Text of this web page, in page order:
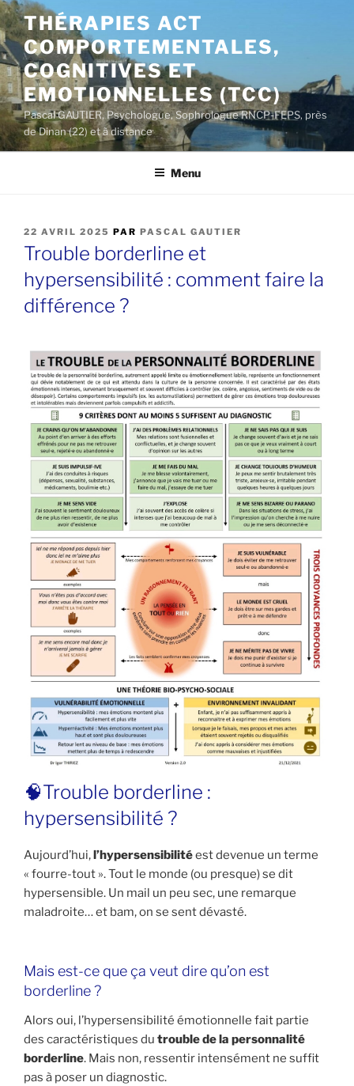
Aller
au
contenu
principal
THÉRAPIES ACT
COMPORTEMENTALES,
COGNITIVES ET
EMOTIONNELLES (TCC)
Pascal GAUTIER, Psychologue, Sophrologue RNCP-FEPS, près
de Dinan (22) et à distance
Menu
PUBLIÉ
LE
22 AVRIL 2025 PAR PASCAL GAUTIER
Trouble borderline et
hypersensibilité : comment faire la
différence ?
🧠Trouble borderline :
hypersensibilité ?
Aujourd’hui,l’hypersensibilitéest devenue un terme
« fourre-tout ». Tout le monde (ou presque) se dit
hypersensible. Un mail un peu sec, une remarque
maladroite… et bam, on se sent dévasté.
Mais est-ce que ça veut dire qu’on est
borderline ?
Alors oui, l’hypersensibilité émotionnelle fait partie
des caractéristiques du trouble de la personnalité
borderline. Mais non, ressentir intensément ne suffit
pas à poser un diagnostic.